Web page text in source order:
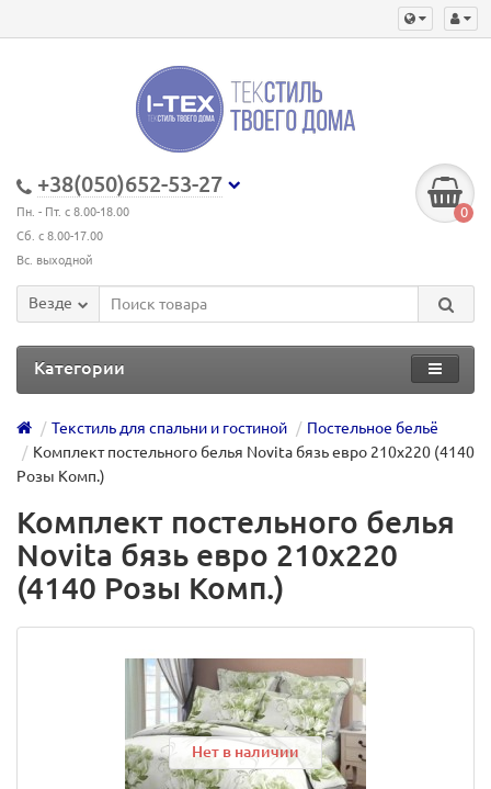
+38(050)652-53-27
Пн. - Пт. с 8.00-18.00
Сб. с 8.00-17.00
Вс. выходной
0
Везде
Категории
Текстиль для спальни и гостиной
Постельное бельё
Комплект постельного белья Novita бязь евро 210х220 (4140
Розы Комп.)
Комплект постельного белья
Novita бязь евро 210х220
(4140 Розы Комп.)
Нет в наличии